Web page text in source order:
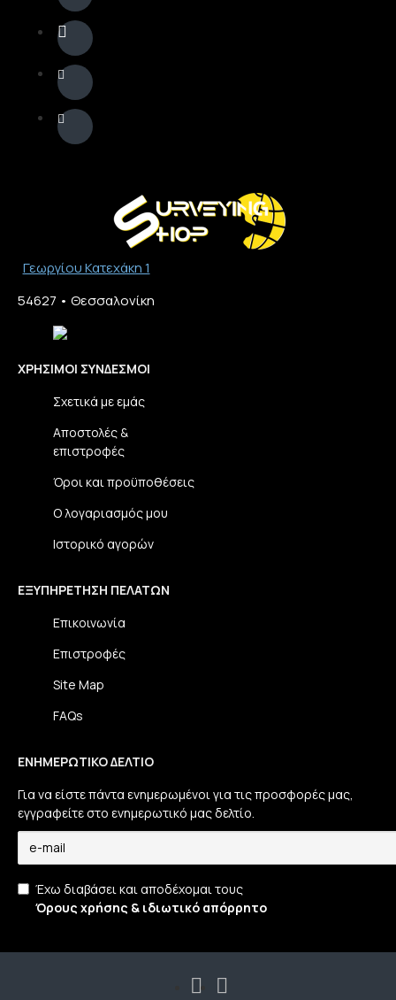
Γεωργίου Κατεχάκη 1
54627 • Θεσσαλονίκη​
ΧΡΉΣΙΜΟΙ ΣΎΝΔΕΣΜΟΙ
Σχετικά με εμάς
Αποστολές &
επιστροφές
Όροι και προϋποθέσεις
Ο λογαριασμός μου
Ιστορικό αγορών
ΕΞΥΠΗΡΈΤΗΣΗ ΠΕΛΑΤΏΝ
Επικοινωνία
Επιστροφές
Site Map
FAQs
ΕΝΗΜΕΡΩΤΙΚΌ ΔΕΛΤΊΟ
Για να είστε πάντα ενημερωμένοι για τις προσφορές μας,
εγγραφείτε στο ενημερωτικό μας δελτίο.
Έχω διαβάσει και αποδέχομαι τους
Όρους χρήσης & ιδιωτικό απόρρητο